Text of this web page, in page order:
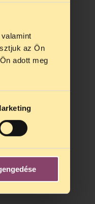
az Ön
adott meg